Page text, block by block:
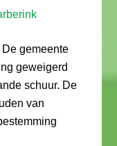
De gemeente
geweigerd
schuur. De
van